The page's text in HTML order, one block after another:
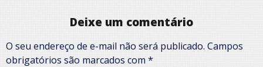
Deixe um comentário
O seu endereço de e-mail não será publicado. Campos
obrigatórios são marcados com *